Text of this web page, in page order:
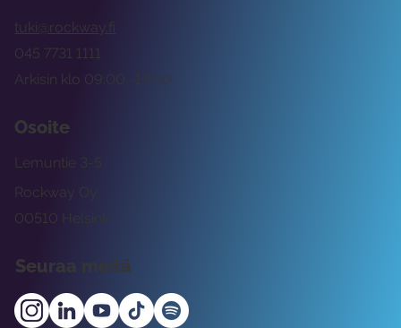
tuki@rockway.fi
Arkisin klo 09:00 -15:00
045 7731 1111
Osoite
Rockway Oy
Lemuntie 3-5
00510 Helsinki
Seuraa meitä